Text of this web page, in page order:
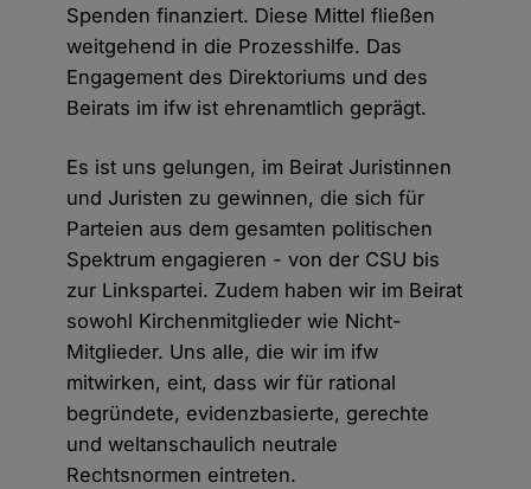
Spenden finanziert. Diese Mittel fließen
weitgehend in die Prozesshilfe. Das
Engagement des Direktoriums und des
Beirats im ifw ist ehrenamtlich geprägt.
Es ist uns gelungen, im Beirat Juristinnen
und Juristen zu gewinnen, die sich für
Parteien aus dem gesamten politischen
Spektrum engagieren - von der CSU bis
zur Linkspartei. Zudem haben wir im Beirat
sowohl Kirchenmitglieder wie Nicht-
Mitglieder. Uns alle, die wir im ifw
mitwirken, eint, dass wir für rational
begründete, evidenzbasierte, gerechte
und weltanschaulich neutrale
Rechtsnormen eintreten.